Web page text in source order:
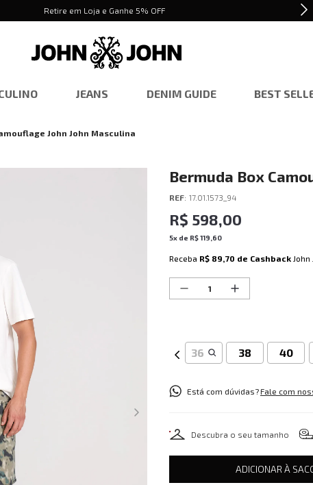
Retire em Loja e Ganhe 5% OFF
JEANS DENIM GUIDE BEST
John John Masculina
Bermuda Box
Masculina
REF: 17.01.1573_94
R$ 598,00
5x de R$119 60
Receba R$ 89,70 de Cashback John
36 38 40
Está com dúvidas?Fale com
Descubra o seu tamanho
ADICIONAR À